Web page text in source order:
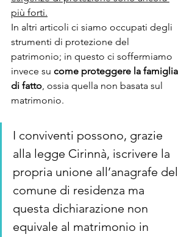
più forti.
In altri articoli ci siamo occupati degli
strumenti di protezione del
patrimonio; in questo ci soffermiamo
invece su come proteggere la famiglia
di fatto, ossia quella non basata sul
matrimonio.
I conviventi possono, grazie
alla legge Cirinnà, iscrivere la
propria unione all’anagrafe del
comune di residenza ma
questa dichiarazione non
equivale al matrimonio in